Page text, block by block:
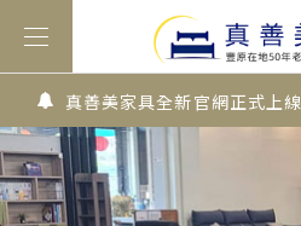
真善美家具全新官網正式上線